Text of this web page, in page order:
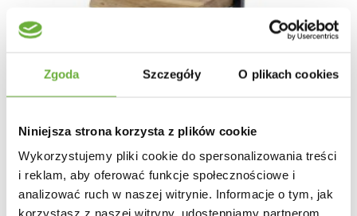
Zgoda Szczegóły O plikach cookies
Niniejsza strona korzysta z plików cookie
Wykorzystujemy pliki cookie do spersonalizowania treści
i reklam, aby oferować funkcje społecznościowe i
analizować ruch w naszej witrynie. Informacje o tym, jak
korzystasz z naszej witryny, udostępniamy partnerom